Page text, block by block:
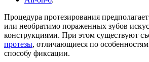
Процедура протезирования
или необратимо пораженных зубов
конструкциями. При этом существуют
протезы, отличающиеся по
способу фиксации.